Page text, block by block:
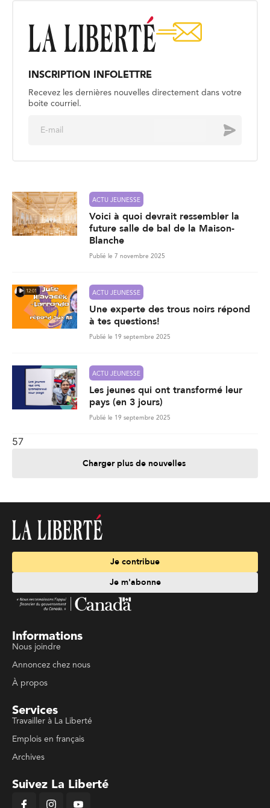
INSCRIPTION INFOLETTRE
Recevez les dernières nouvelles directement dans votre
boite courriel.
Envoyer
ACTU JEUNESSE
Voici à quoi devrait ressembler la
future salle de bal de la Maison-
Blanche
Publié le 7 novembre 2025
12:01 ACTU JEUNESSE
Une experte des trous noirs répond
à tes questions!
Publié le 19 septembre 2025
ACTU JEUNESSE
Les jeunes qui ont transformé leur
pays (en 3 jours)
Publié le 19 septembre 2025
57
Charger plus de nouvelles
Je contribue
Je m'abonne
Informations
Nous joindre
Annoncez chez nous
À propos
Services
Travailler à La Liberté
Emplois en français
Archives
Suivez La Liberté